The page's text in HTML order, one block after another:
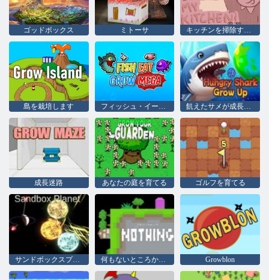
ゴッドボックス ミトーサ
島を栽培します フィッシュ・イート・グロウ・メガ 飢えたサメが成長する
成長迷路 あなたの庭を育てる ゴルフを育てる
サンドボックスプラネット 何もないところから何かを作る Growblon